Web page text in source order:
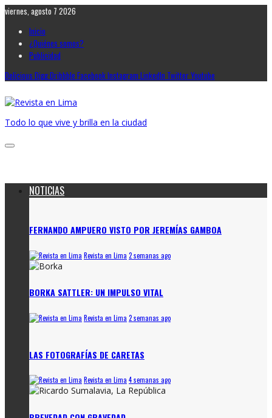
viernes, agosto 7 2026
Inicio
¿Quiénes somos?
Publicidad
Delicious DiggDribbble FacebookInstagram LinkedIn TwitterYoutube
Todo lo que vive y brilla en la ciudad
NOTICIAS
FERNANDO AMPUERO VISTO POR JEREMÍAS GAMBOA
Revista en Lima 2 semanas ago
BORKA SATTLER: UN IMPULSO VITAL
Revista en Lima 2 semanas ago
LAS FOTOGRAFÍAS DE CARETAS
Revista en Lima 4 semanas ago